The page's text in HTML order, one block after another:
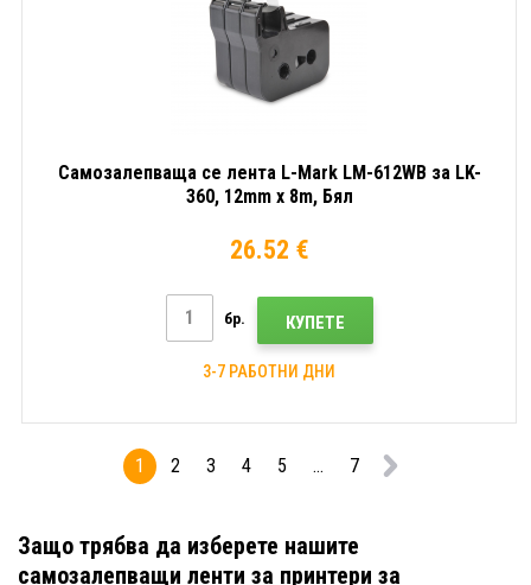
Самозалепваща се лента L-Mark LM-612WB за LK-
360, 12mm x 8m, Бял
26.52 €
бр. КУПЕТЕ
3-7 РАБОТНИ ДНИ
1 2 3 4 5 ... 7
Защо трябва да изберете нашите
самозалепващи ленти за принтери за